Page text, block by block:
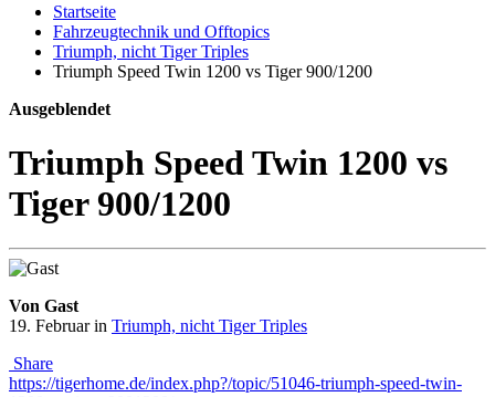
Startseite
Fahrzeugtechnik und Offtopics
Triumph, nicht Tiger Triples
Triumph Speed Twin 1200 vs Tiger 900/1200
Ausgeblendet
Triumph Speed Twin 1200 vs
Tiger 900/1200
Von Gast
19. Februarin Triumph, nicht Tiger Triples
Share
https://tigerhome.de/index.php?/topic/51046-triumph-speed-twin-